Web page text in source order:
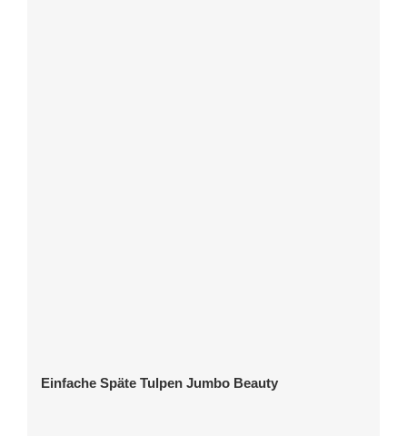
Einfache Späte Tulpen Jumbo Beauty